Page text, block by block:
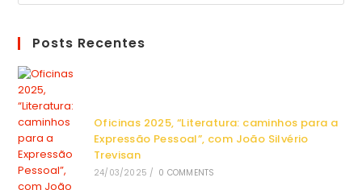
Posts Recentes
Oficinas 2025, “Literatura: caminhos para a
Expressão Pessoal”, com João Silvério
Trevisan
24/03/2025 / 0 COMMENTS